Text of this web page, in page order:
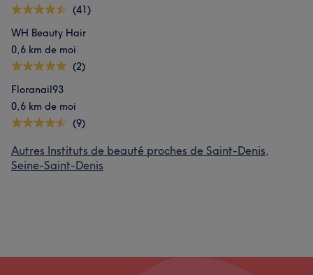
(41)
WH Beauty Hair
0,6 km de moi
(2)
Floranail93
0,6 km de moi
(9)
Autres Instituts de beauté proches de Saint-Denis,
Seine-Saint-Denis